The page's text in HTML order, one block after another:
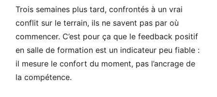
Trois semaines plus tard, confrontés à un vrai
conflit sur le terrain, ils ne savent pas par où
commencer. C’est pour ça que le feedback positif
en salle de formation est un indicateur peu fiable :
il mesure le confort du moment, pas l’ancrage de
la compétence.